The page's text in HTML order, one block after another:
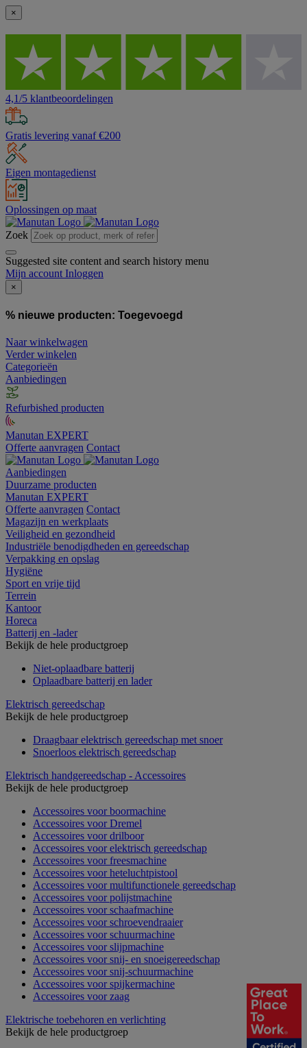
×
4,1/5 klantbeoordelingen
Gratis levering vanaf €200
Eigen montagedienst
Oplossingen op maat
Zoek
Suggested site content and search history menu
Mijn account Inloggen
×
% nieuwe producten: Toegevoegd
Naar winkelwagen
Verder winkelen
Categorieën
Aanbiedingen
Refurbished producten
Manutan EXPERT
Offerte aanvragen Contact
Aanbiedingen
Duurzame producten
Manutan EXPERT
Offerte aanvragen Contact
Magazijn en werkplaats
Veiligheid en gezondheid
Industriële benodigdheden en gereedschap
Verpakking en opslag
Hygiëne
Sport en vrije tijd
Terrein
Kantoor
Horeca
Batterij en -lader
Bekijk de hele productgroep
Niet-oplaadbare batterij
Oplaadbare batterij en lader
Elektrisch gereedschap
Bekijk de hele productgroep
Draagbaar elektrisch gereedschap met snoer
Snoerloos elektrisch gereedschap
Elektrisch handgereedschap - Accessoires
Bekijk de hele productgroep
Accessoires voor boormachine
Accessoires voor Dremel
Accessoires voor drilboor
Accessoires voor elektrisch gereedschap
Accessoires voor freesmachine
Accessoires voor heteluchtpistool
Accessoires voor multifunctionele gereedschap
Accessoires voor polijstmachine
Accessoires voor schaafmachine
Accessoires voor schroevendraaier
Accessoires voor schuurmachine
Accessoires voor slijpmachine
Accessoires voor snij- en snoeigereedschap
Accessoires voor snij-schuurmachine
Accessoires voor spijkermachine
Accessoires voor zaag
Elektrische toebehoren en verlichting
Bekijk de hele productgroep